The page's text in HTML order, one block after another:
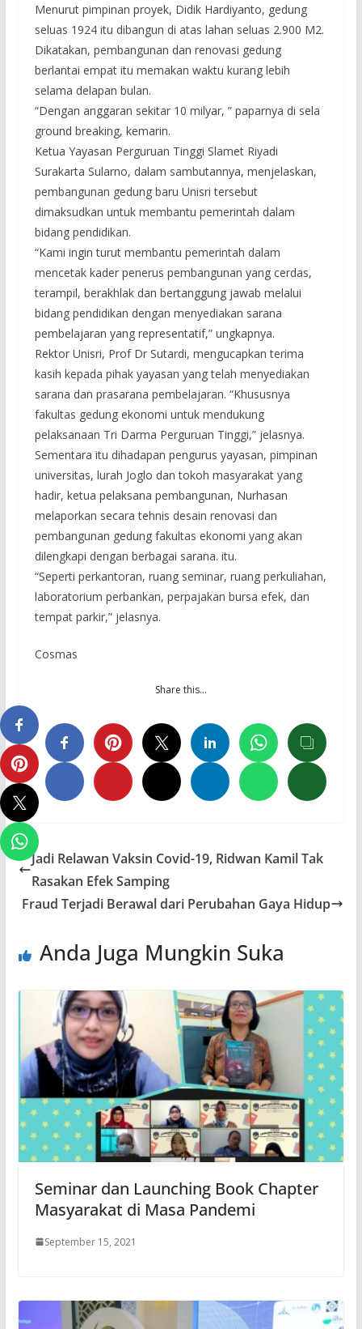
Menurut pimpinan proyek, Didik Hardiyanto, gedung
seluas 1924 itu dibangun di atas lahan seluas 2.900 M2.
Dikatakan, pembangunan dan renovasi gedung
berlantai empat itu memakan waktu kurang lebih
selama delapan bulan.
“Dengan anggaran sekitar 10 milyar, ” paparnya di sela
ground breaking, kemarin.
Ketua Yayasan Perguruan Tinggi Slamet Riyadi
Surakarta Sularno, dalam sambutannya, menjelaskan,
pembangunan gedung baru Unisri tersebut
dimaksudkan untuk membantu pemerintah dalam
bidang pendidikan.
“Kami ingin turut membantu pemerintah dalam
mencetak kader penerus pembangunan yang cerdas,
terampil, berakhlak dan bertanggung jawab melalui
bidang pendidikan dengan menyediakan sarana
pembelajaran yang representatif,” ungkapnya.
Rektor Unisri, Prof Dr Sutardi, mengucapkan terima
kasih kepada pihak yayasan yang telah menyediakan
sarana dan prasarana pembelajaran. “Khususnya
fakultas gedung ekonomi untuk mendukung
pelaksanaan Tri Darma Perguruan Tinggi,” jelasnya.
Sementara itu dihadapan pengurus yayasan, pimpinan
universitas, lurah Joglo dan tokoh masyarakat yang
hadir, ketua pelaksana pembangunan, Nurhasan
melaporkan secara tehnis desain renovasi dan
pembangunan gedung fakultas ekonomi yang akan
dilengkapi dengan berbagai sarana. itu.
“Seperti perkantoran, ruang seminar, ruang perkuliahan,
laboratorium perbankan, perpajakan bursa efek, dan
tempat parkir,” jelasnya.
Cosmas
Share this…
Jadi Relawan Vaksin Covid-19, Ridwan Kamil Tak
Rasakan Efek Samping
Fraud Terjadi Berawal dari Perubahan Gaya Hidup
Anda Juga Mungkin Suka
Seminar dan Launching Book Chapter
Masyarakat di Masa Pandemi
September 15, 2021